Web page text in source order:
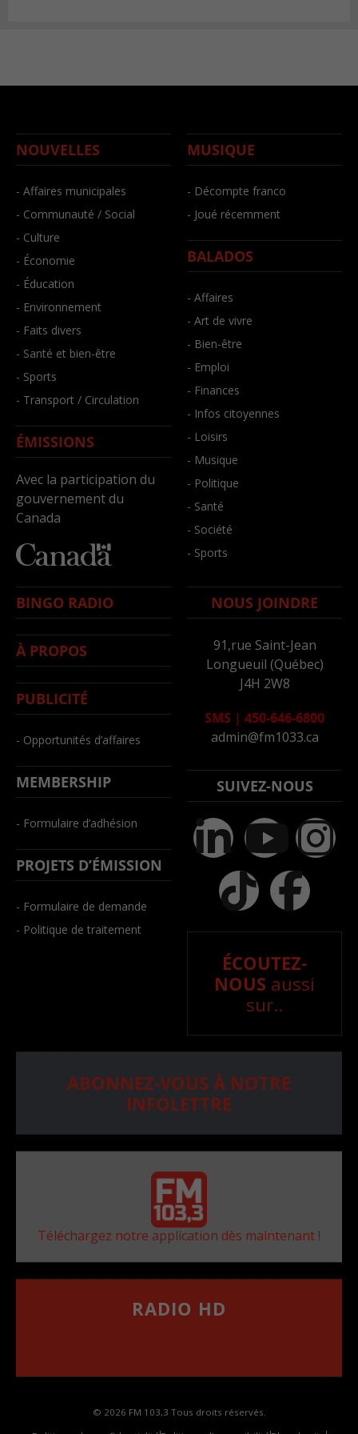
NOUVELLES
- Affaires municipales
- Communauté / Social
- Culture
- Économie
- Éducation
- Environnement
- Faits divers
- Santé et bien-être
- Sports
- Transport / Circulation
ÉMISSIONS
Avec la participation du
gouvernement du
Canada
MUSIQUE
- Décompte franco
- Joué récemment
BALADOS
- Affaires
- Art de vivre
- Bien-être
- Emploi
- Finances
- Infos citoyennes
- Loisirs
- Musique
- Politique
- Santé
- Société
- Sports
BINGO RADIO
À PROPOS
PUBLICITÉ
- Opportunités d’affaires
MEMBERSHIP
- Formulaire d’adhésion
PROJETS D’ÉMISSION
- Formulaire de demande
- Politique de traitement
NOUS JOINDRE
91,rue Saint-Jean
Longueuil (Québec)
J4H 2W8
SMS | 450-646-6800
admin@fm1033.ca
SUIVEZ-NOUS
ÉCOUTEZ-
NOUS aussi
sur..
ABONNEZ-VOUS À NOTRE
INFOLETTRE
Téléchargez notre application dès maintenant !
RADIO HD
© 2026 FM 103,3 Tous droits réservés.